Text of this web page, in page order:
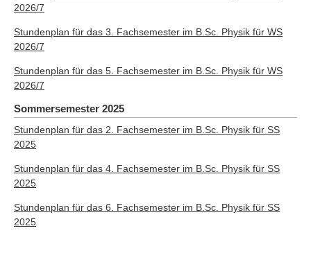
2026/7
Stundenplan für das 3. Fachsemester im B.Sc. Physik für WS
2026/7
Stundenplan für das 5. Fachsemester im B.Sc. Physik für WS
2026/7
Sommersemester 2025
Stundenplan für das 2. Fachsemester im B.Sc. Physik für SS
2025
Stundenplan für das 4. Fachsemester im B.Sc. Physik für SS
2025
Stundenplan für das 6. Fachsemester im B.Sc. Physik für SS
2025